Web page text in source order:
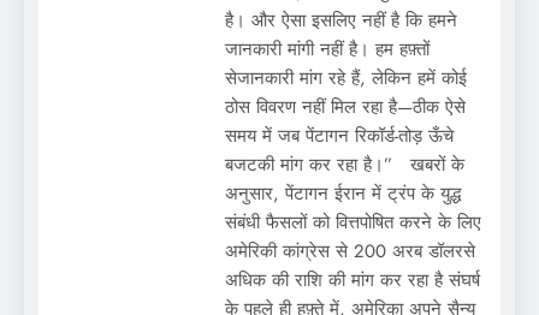
है। और ऐसा इसलिए नहीं है कि हमने
जानकारी मांगी नहीं है। हम हफ़्तों
सेजानकारी मांग रहे हैं, लेकिन हमें कोई
ठोस विवरण नहीं मिल रहा है—ठीक ऐसे
समय में जब पेंटागन रिकॉर्ड-तोड़ ऊँचे
बजटकी मांग कर रहा है।” खबरों के
अनुसार, पेंटागन ईरान में ट्रंप के युद्ध
संबंधी फैसलों को वित्तपोषित करने के लिए
अमेरिकी कांग्रेस से 200 अरब डॉलरसे
अधिक की राशि की मांग कर रहा है संघर्ष
के पहले ही हफ़्ते में, अमेरिका अपने सैन्य